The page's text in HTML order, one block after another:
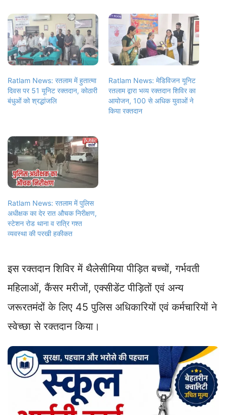
Ratlam News: रतलाम में हुतात्मा
दिवस पर 51 यूनिट रक्तदान, कोठारी
बंधुओं को श्रद्धांजलि
Ratlam News: मेडिविजन यूनिट
रतलाम द्वारा भव्य रक्तदान शिविर का
आयोजन, 100 से अधिक युवाओं ने
किया रक्तदान
Ratlam News: रतलाम में पुलिस
अधीक्षक का देर रात औचक निरीक्षण,
स्टेशन रोड थाना व रात्रि गश्त
व्यवस्था की परखी हकीकत
इस रक्तदान शिविर में थैलेसीमिया पीड़ित बच्चों, गर्भवती
महिलाओं, कैंसर मरीजों, एक्सीडेंट पीड़ितों एवं अन्य
जरूरतमंदों के लिए 45 पुलिस अधिकारियों एवं कर्मचारियों ने
स्वेच्छा से रक्तदान किया।